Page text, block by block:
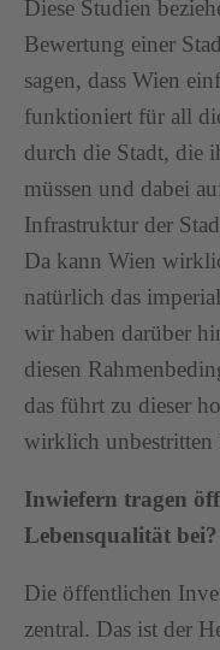
Diese Studien
Bewertung einer
sagen, dass Wien
funktioniert für all
durch die Stadt, die
müssen und dabei
Infrastruktur der
Da kann Wien
natürlich das
wir haben darüber
diesen
das führt zu dieser
wirklich unbestritten
Inwiefern tragen
Lebensqualität bei?
Die öffentlichen
zentral. Das ist der